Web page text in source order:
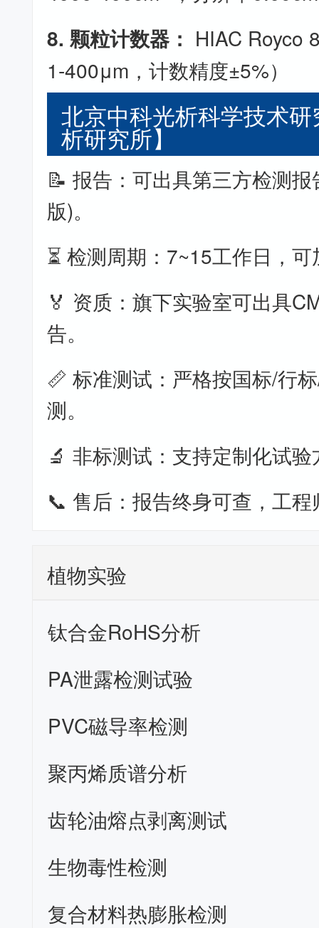
8. 颗粒计数器： HIAC Royco
1-400μm，计数精度±5%）
北京中科光析科学技术
析研究所】
📝 报告：可出具第三方检测
版)。
⏳ 检测周期：7~15工作日，
🏅 资质：旗下实验室可出具
告。
📏 标准测试：严格按国标/行
测。
🔬 非标测试：支持定制化试
📞 售后：报告终身可查，工
植物实验
钛合金RoHS分析
PA泄露检测试验
PVC磁导率检测
聚丙烯质谱分析
齿轮油熔点剥离测试
生物毒性检测
复合材料热膨胀检测